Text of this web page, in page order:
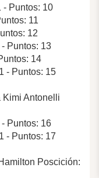
- Puntos: 10
11
12
Puntos: 13
14
- Puntos: 15
Kimi Antonelli
Puntos: 16
- Puntos: 17
Poscición: